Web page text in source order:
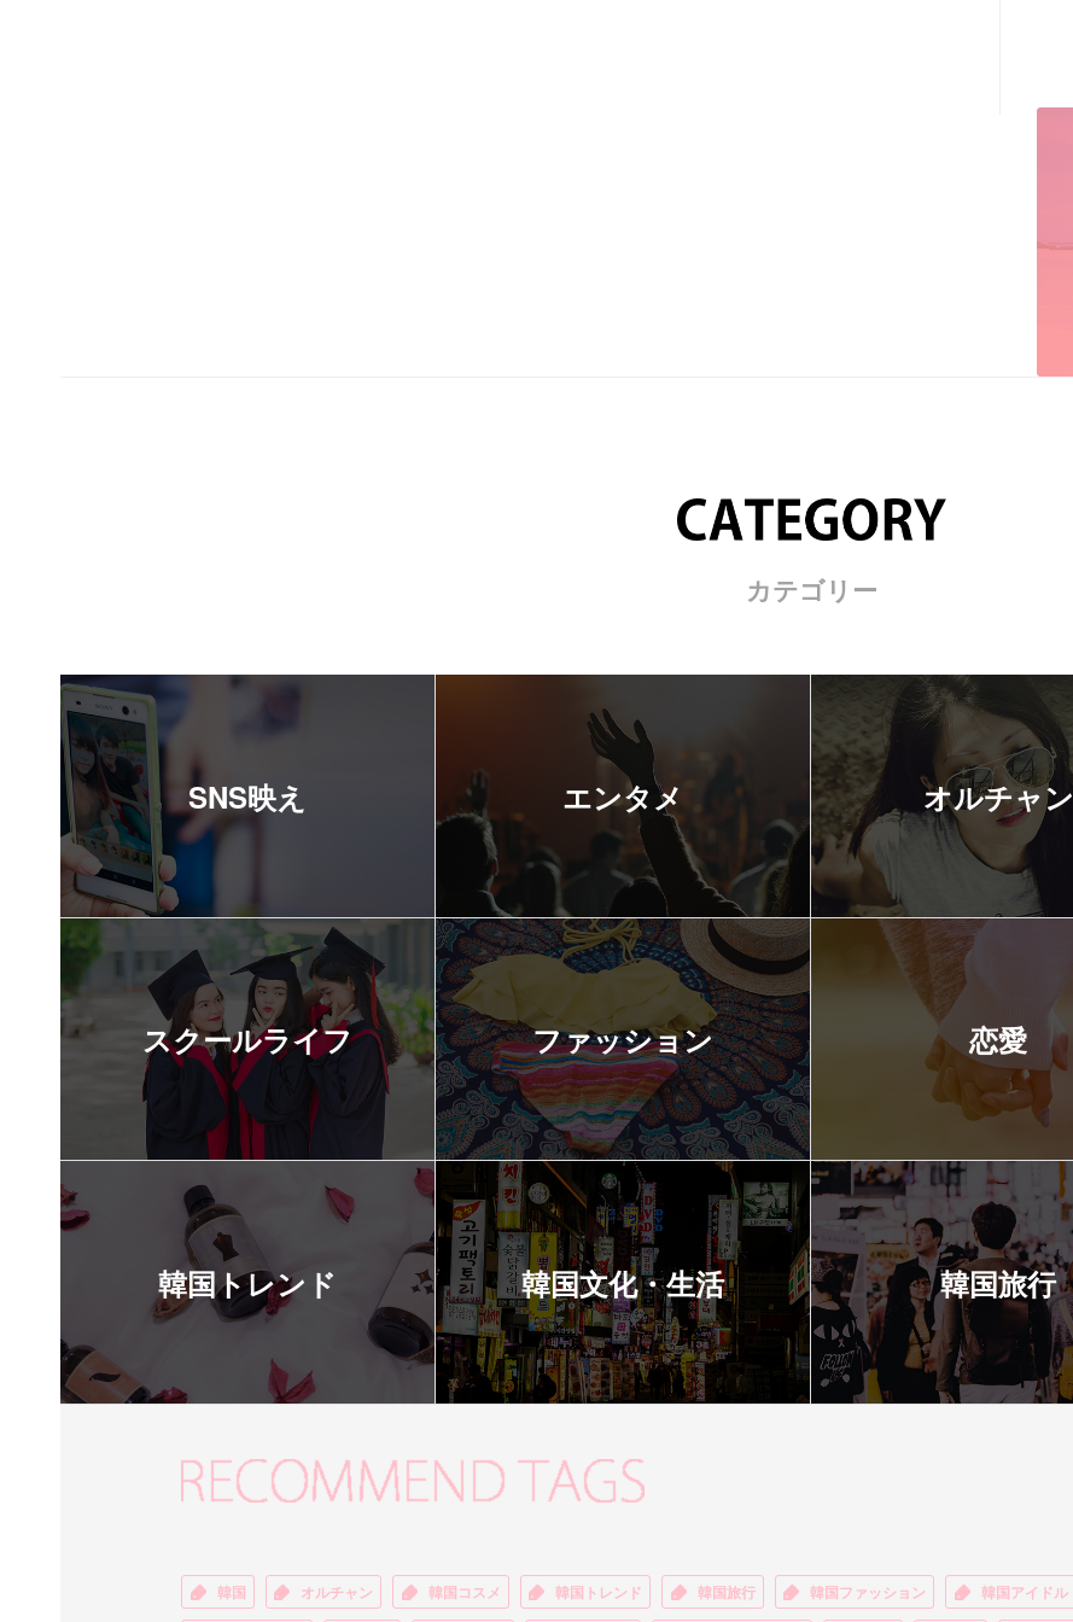
カテゴリー
SNS映え エンタメ オルチャン
スクールライフ ファッション 恋愛
韓国トレンド 韓国文化・生活 韓国旅行
韓国 オルチャン 韓国コスメ 韓国トレンド 韓国旅行 韓国ファッション 韓国アイドル